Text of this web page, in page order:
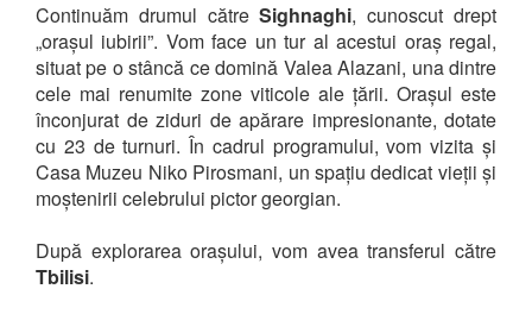
Continuăm drumul cătreSighnaghi, cunoscut drept
„orașul iubirii”. Vom face un tur al acestui oraș regal,
situat pe o stâncă ce domină Valea Alazani, una dintre
cele mai renumite zone viticole ale țării. Orașul este
înconjurat de ziduri de apărare impresionante, dotate
cu 23 de turnuri. În cadrul programului, vom vizita și
Casa Muzeu Niko Pirosmani, un spațiu dedicat vieții și
moștenirii celebrului pictor georgian.
După explorarea orașului, vom avea transferul către
Tbilisi.